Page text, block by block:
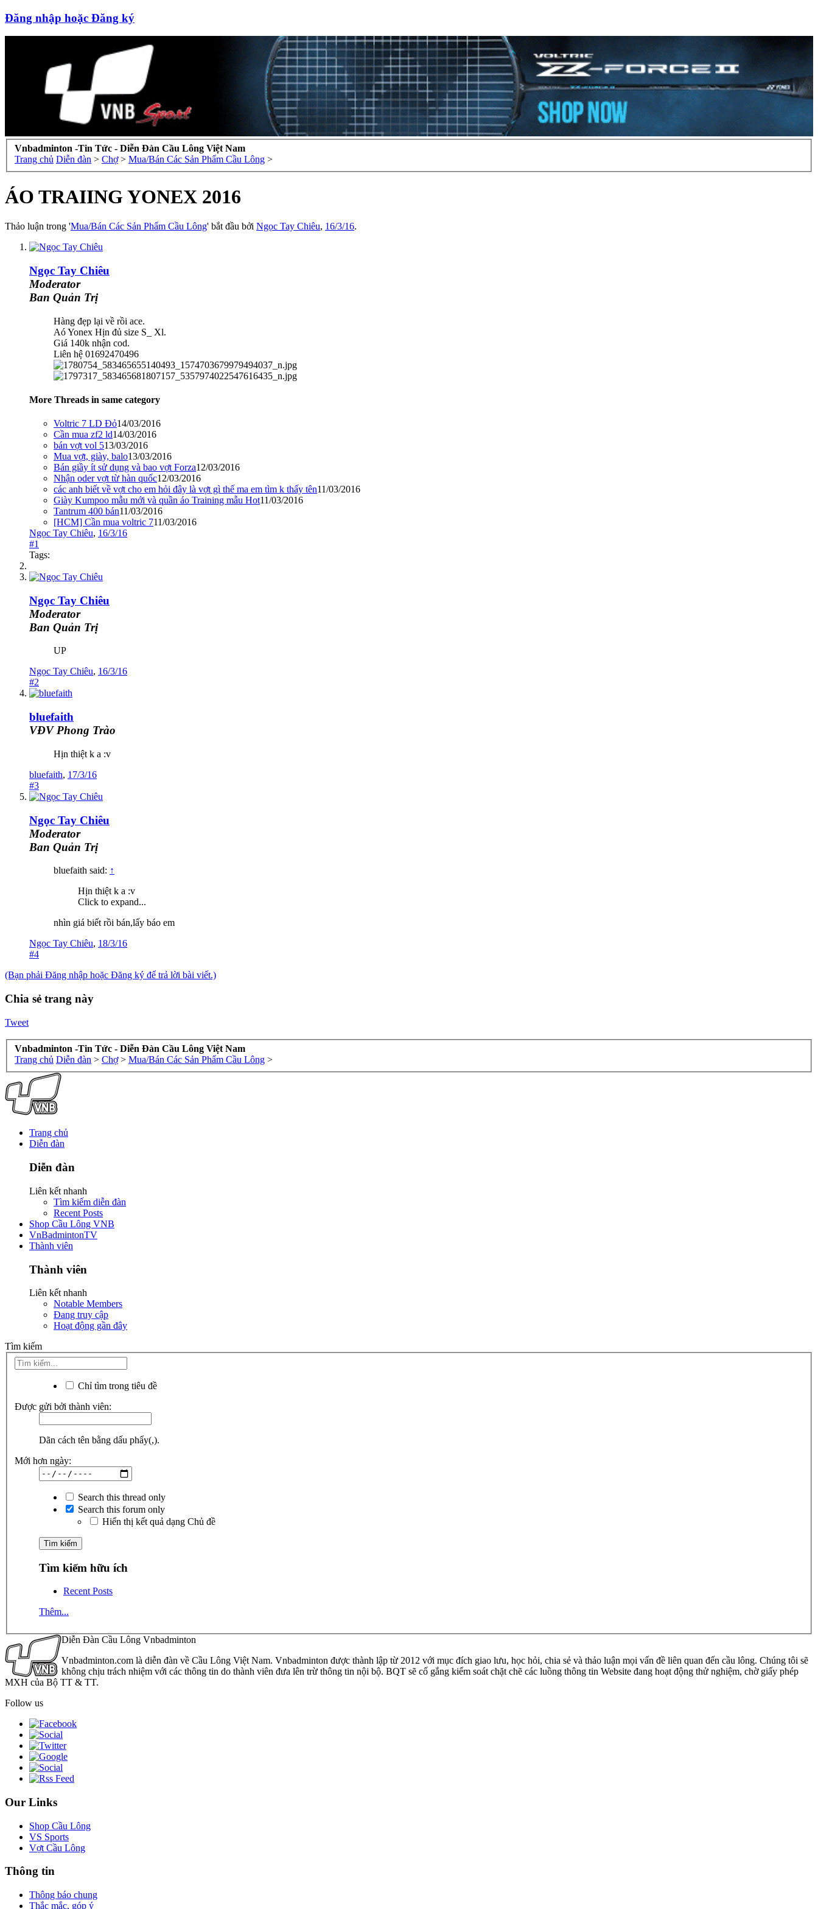
Đăng nhập hoặc Đăng ký
Vnbadminton -Tin Tức - Diễn Đàn Cầu Lông Việt Nam
Trang chủ Diễn đàn > Chợ > Mua/Bán Các Sản Phẩm Cầu Lông >
ÁO TRAIING YONEX 2016
Thảo luận trong 'Mua/Bán Các Sản Phẩm Cầu Lông' bắt đầu bởi Ngọc Tay Chiêu, 16/3/16.
Ngọc Tay Chiêu
Moderator
Ban Quản Trị
Hàng đẹp lại về rồi ace.
Aó Yonex Hịn đủ size S_ Xl.
Giá 140k nhận cod.
Liên hệ 01692470496
More Threads in same category
Voltric 7 LD Đỏ14/03/2016
Cần mua zf2 ld14/03/2016
bán vợt vol 513/03/2016
Mua vợt, giày, balo13/03/2016
Bán giầy ít sử dụng và bao vợt Forza12/03/2016
Nhận oder vợt từ hàn quốc12/03/2016
các anh biết về vợt cho em hỏi đây là vợt gì thế ma em tìm k thấy tên11/03/2016
Giày Kumpoo mẫu mới và quần áo Training mẫu Hot11/03/2016
Tantrum 400 bán11/03/2016
[HCM] Cần mua voltric 711/03/2016
Ngọc Tay Chiêu, 16/3/16
#1
Tags:
Ngọc Tay Chiêu
Moderator
Ban Quản Trị
UP
Ngọc Tay Chiêu, 16/3/16
#2
bluefaith
VĐV Phong Trào
Hịn thiệt k a :v
bluefaith, 17/3/16
#3
Ngọc Tay Chiêu
Moderator
Ban Quản Trị
bluefaith said: ↑
Hịn thiệt k a :v
Click to expand...
nhìn giá biết rồi bán,lấy báo em
Ngọc Tay Chiêu, 18/3/16
#4
(Bạn phải Đăng nhập hoặc Đăng ký để trả lời bài viết.)
Chia sẻ trang này
Tweet
Vnbadminton -Tin Tức - Diễn Đàn Cầu Lông Việt Nam
Trang chủ Diễn đàn > Chợ > Mua/Bán Các Sản Phẩm Cầu Lông >
Trang chủ
Diễn đàn
Diễn đàn
Liên kết nhanh
Tìm kiếm diễn đàn
Recent Posts
Shop Cầu Lông VNB
VnBadmintonTV
Thành viên
Thành viên
Liên kết nhanh
Notable Members
Đang truy cập
Hoạt động gần đây
Tìm kiếm
Chỉ tìm trong tiêu đề
Được gửi bởi thành viên:
Dãn cách tên bằng dấu phẩy(,).
Mới hơn ngày:
Search this thread only
Search this forum only
Hiển thị kết quả dạng Chủ đề
Tìm kiếm hữu ích
Recent Posts
Thêm...
Diễn Đàn Cầu Lông Vnbadminton
Vnbadminton.com là diễn đàn về Cầu Lông Việt Nam. Vnbadminton được thành lập từ 2012 với mục đích giao lưu, học hỏi, chia sẻ và thảo luận mọi vấn đề liên quan đến cầu lông. Chúng tôi sẽ
không chịu trách nhiệm với các thông tin do thành viên đưa lên trừ thông tin nội bộ. BQT sẽ cố gắng kiểm soát chặt chẽ các luồng thông tin Website đang hoạt động thử nghiệm, chờ giấy phép
MXH của Bộ TT & TT.
Follow us
Our Links
Shop Cầu Lông
VS Sports
Vợt Cầu Lông
Thông tin
Thông báo chung
Thắc mắc, góp ý